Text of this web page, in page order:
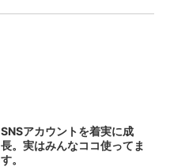
SNSアカウントを着実に成
長。実はみんなココ使ってま
す。